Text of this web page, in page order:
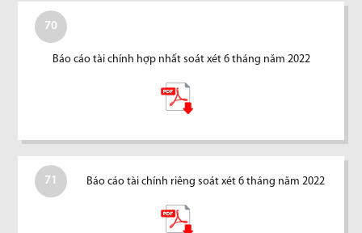
70
Báo cáo tài chính hợp nhất soát xét 6 tháng năm 2022
71 Báo cáo tài chính riêng soát xét 6 tháng năm 2022